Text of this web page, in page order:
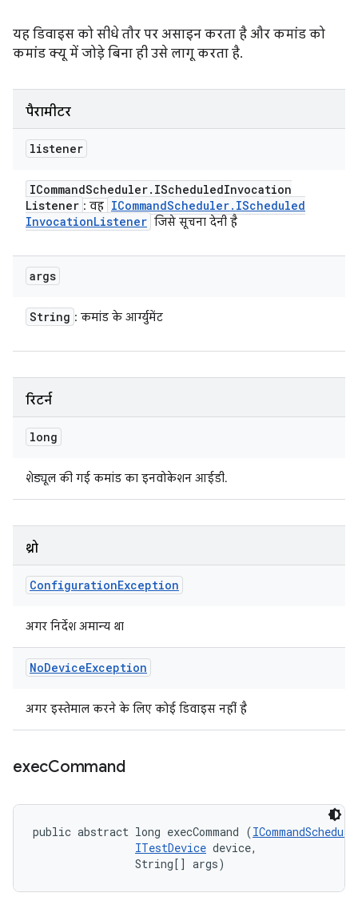
यह डिवाइस को सीधे तौर पर असाइन करता है और कमांड को
कमांड क्यू में जोड़े बिना ही उसे लागू करता है.
पैरामीटर
listener
ICommandScheduler. IScheduledInvocation
Listener : वह ICommandScheduler. IScheduled
InvocationListener जिसे सूचना देनी है
args
String : कमांड के आर्ग्युमेंट
रिटर्न
long
शेड्यूल की गई कमांड का इनवोकेशन आईडी.
थ्रो
ConfigurationException
अगर निर्देश अमान्य था
NoDeviceException
अगर इस्तेमाल करने के लिए कोई डिवाइस नहीं है
execCommand
public abstract long execCommand (
ITestDevice device,
                String[] args)